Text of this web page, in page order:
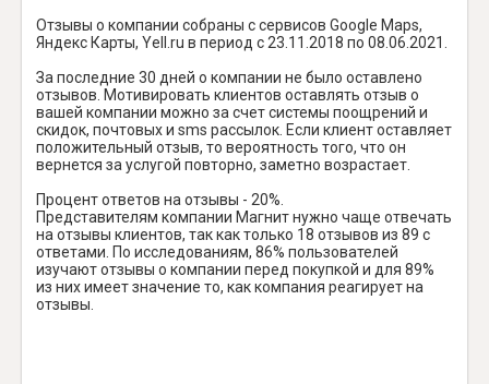
Отзывы о компании собраны с сервисов Google Maps,
Яндекс Карты, Yell.ru в период с 23.11.2018 по 08.06.2021.
За последние 30 дней о компании не было оставлено
отзывов. Мотивировать клиентов оставлять отзыв о
вашей компании можно за счет системы поощрений и
скидок, почтовых и sms рассылок. Если клиент оставляет
положительный отзыв, то вероятность того, что он
вернется за услугой повторно, заметно возрастает.
Процент ответов на отзывы - 20%.
Представителям компании Магнит нужно чаще отвечать
на отзывы клиентов, так как только 18 отзывов из 89 с
ответами. По исследованиям, 86% пользователей
изучают отзывы о компании перед покупкой и для 89%
из них имеет значение то, как компания реагирует на
отзывы.